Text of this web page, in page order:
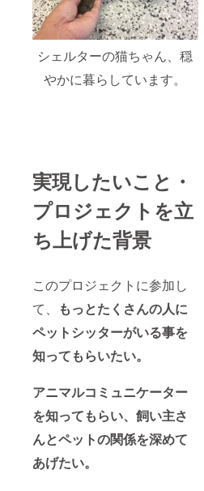
シェルターの猫ちゃん、穏
やかに暮らしています。
実現したいこと・
プロジェクトを立
ち上げた背景
このプロジェクトに参加し
て、
もっとたくさんの人に
ペットシッターがいる事を
知ってもらいたい。
アニマルコミュニケーター
を知ってもらい、飼い主さ
んとペットの関係を深めて
あげたい。